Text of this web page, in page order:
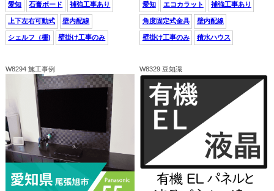
愛知 石膏ボード 補強工事あり
上下左右可動式 壁内配線
シェルフ（棚) 壁掛け工事のみ
愛知 エコカラット 補強工事あり
角度固定式金具 壁内配線
壁掛け工事のみ 積水ハウス
W8294 施工事例 W8329 豆知識